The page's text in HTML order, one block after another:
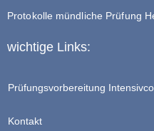
Protokolle mündliche Prüfung
wichtige Links:
Prüfungsvorbereitung
Kontakt